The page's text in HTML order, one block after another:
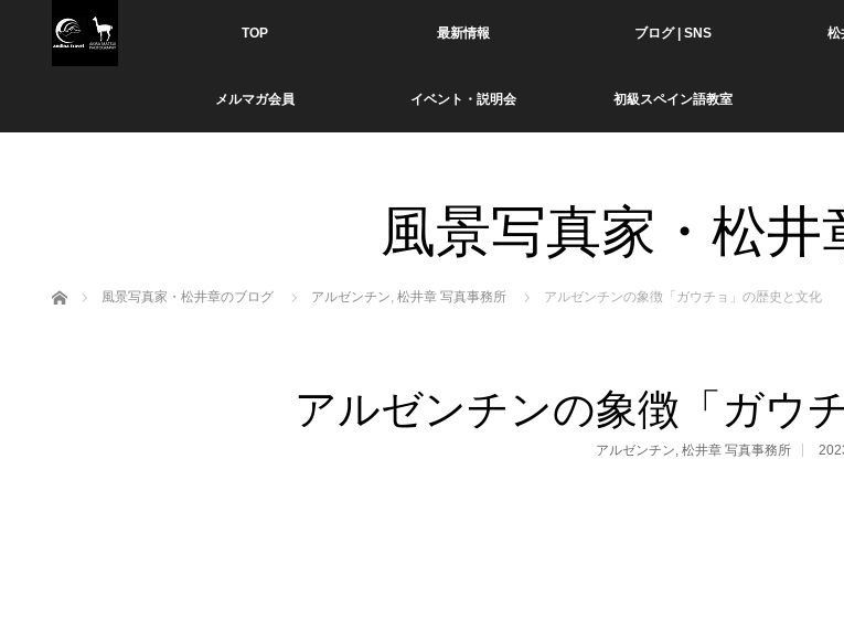
TOP 最新情報 ブログ | SNS 松
メルマガ会員 イベント・説明会 初級スペイン語教室
風景写真家・松
ホーム 風景写真家・松井章のブログ アルゼンチン, 松井章 写真事務所 アルゼンチンの象徴「ガウチョ」の歴史と文化
アルゼンチンの象徴「ガウ
アルゼンチン, 松井章 写真事務所